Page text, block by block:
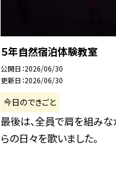
５年自然宿泊体験教室
公開日 2026/06/30
更新日 2026/06/30
今日のできごと
最後は、全員で肩を組みな
らの日々を歌いました。